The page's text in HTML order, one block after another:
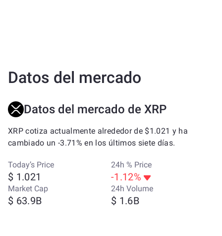
Datos del mercado
Datos del mercado de XRP
XRP cotiza actualmente alrededor de $1.021 y ha
cambiado un -3.71% en los últimos siete días.
Today’s Price
$ 1.021
24h % Price
-1.12%
Market Cap
$ 63.9B
24h Volume
$ 1.6B